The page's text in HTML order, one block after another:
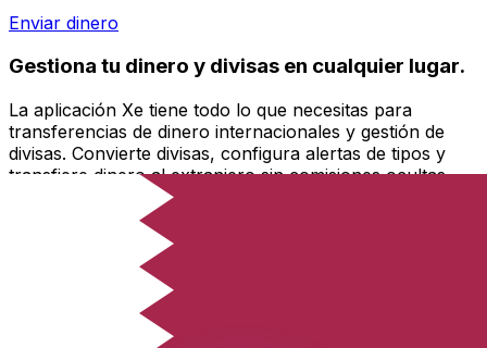
Enviar dinero
Gestiona tu dinero y divisas en cualquier lugar.
La aplicación Xe tiene todo lo que necesitas para
transferencias de dinero internacionales y gestión de
divisas. Convierte divisas, configura alertas de tipos y
transfiere dinero al extranjero sin comisiones ocultas.